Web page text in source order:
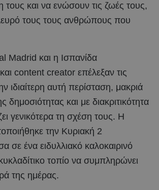
τους και να ενώσουν τις ζωές τους,
τους τους ανθρώπους που
Madrid και η Ισπανίδα
και content creator επέλεξαν τις
ιδιαίτερη αυτή περίσταση, μακριά
και με διακριτικότητα
γενικότερα τη σχέση τους. Η
την Κυριακή 2
σε ένα ειδυλλιακό καλοκαιρινό
τοπίο να συμπληρώνει
της ημέρας.